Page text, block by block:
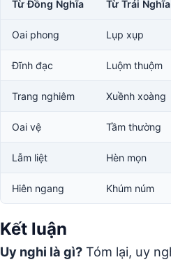
Từ Đồng Nghĩa Từ Trái Nghĩa
Oai phong Lụp xụp
Đĩnh đạc Luộm thuộm
Trang nghiêm Xuềnh xoàng
Oai vệ Tầm thường
Lẫm liệt Hèn mọn
Hiên ngang Khúm núm
Kết luận
Uy nghi là gì? Tóm lại, uy